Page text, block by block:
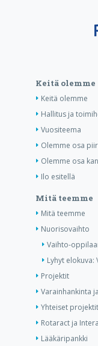
Keitä olemme
Keitä olemme
Hallitus ja
Vuositeema
Olemme osa
Olemme osa
Ilo esitellä
Mitä teemme
Mitä teemme
Nuorisovaihto
Vaihto-
Lyhyt
Projektit
Varainhankinta
Yhteiset projektit
Rotaract ja
Lääkäripankki